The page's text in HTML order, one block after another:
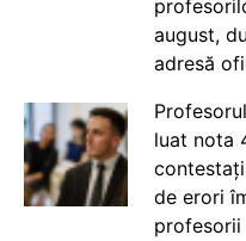
august,
adresă
luat nota
de erori
profesorii